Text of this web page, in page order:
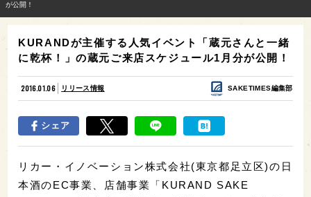
が公開！
KURANDが主催する人気イベント「蔵元さんと一緒
に乾杯！」の蔵元ご来店スケジュール1月分が公開！
2016.01.06 リリース情報 SAKETIMES編集部
シェア
リカー・イノベーション株式会社(東京都足立区)の日
本酒のEC事業、店舗事業「KURAND SAKE